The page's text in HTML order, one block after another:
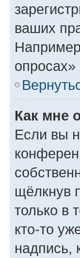
ваших
опросах»
Как мне
Если вы
щёлкнув
только в
кто-то
надпись,